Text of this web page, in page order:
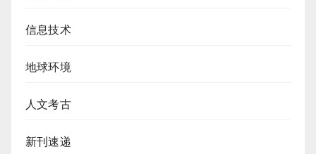
信息技术
地球环境
人文考古
新刊速递